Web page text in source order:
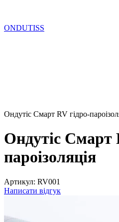
ONDUTISS
Ондутіс Смарт RV гідро-
Ондутіс Смарт
пароізоляція
Артикул: RV001
Написати відгук